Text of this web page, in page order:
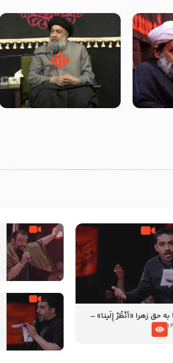
امام
حجت
لقب حضرت رقیه سلام الله علیها
به چه معناست – حجت الاسلام
حق زهرا «أُنْظُرْ إِلَینا» –
ماه محرّم 1405